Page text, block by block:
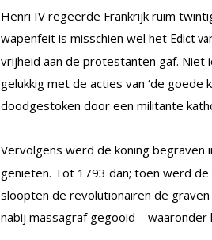
Henri IV regeerde Frankrijk ruim
wapenfeit is misschien wel het Edict
vrijheid aan de protestanten gaf. Niet
gelukkig met de acties van ‘de goede
doodgestoken door een militante
Vervolgens werd de koning begraven
genieten. Tot 1793 dan; toen werd
sloopten de revolutionairen de
nabij massagraf gegooid –